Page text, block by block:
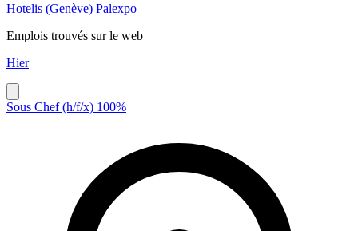
Hotelis (Genève) Palexpo
Emplois trouvés sur le web
Hier
Sous Chef (h/f/x) 100%